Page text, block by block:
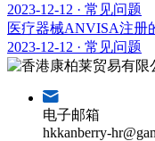
2023-12-12 · 常见问题
医疗器械ANVISA注册
2023-12-12 · 常见问题
电子邮箱
hkkanberry-